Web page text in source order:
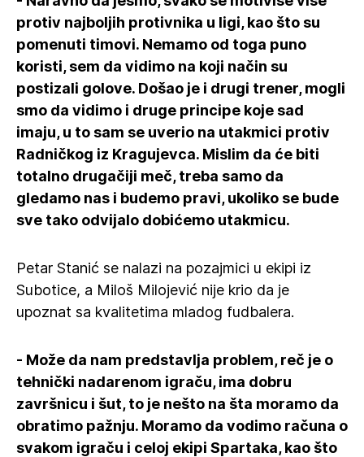
protiv najboljih protivnika u ligi, kao što su
pomenuti timovi. Nemamo od toga puno
koristi, sem da vidimo na koji način su
postizali golove. Došao je i drugi trener, mogli
smo da vidimo i druge principe koje sad
imaju, u to sam se uverio na utakmici protiv
Radničkog iz Kragujevca. Mislim da će biti
totalno drugačiji meč, treba samo da
gledamo nas i budemo pravi, ukoliko se bude
sve tako odvijalo dobićemo utakmicu.
Petar Stanić se nalazi na pozajmici u ekipi iz
Subotice, a Miloš Milojević nije krio da je
upoznat sa kvalitetima mladog fudbalera.
- Može da nam predstavlja problem, reč je o
tehnički nadarenom igraču, ima dobru
završnicu i šut, to je nešto na šta moramo da
obratimo pažnju. Moramo da vodimo računa o
svakom igraču i celoj ekipi Spartaka, kao što